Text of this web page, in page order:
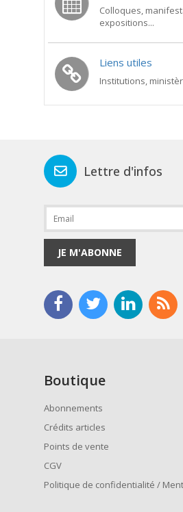
Colloques,
expositions...
Liens utiles
Institutions,
Lettre d'infos
JE M'ABONNE
Boutique
Abonnements
Crédits articles
Points de vente
CGV
Politique de confidentialité /